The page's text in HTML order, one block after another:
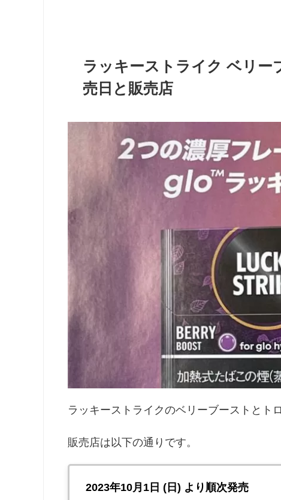
ラッキーストライク ベリー
売日と販売店
ラッキーストライクのベリーブーストとト
販売店は以下の通りです。
2023年10月1日 (日) より順次発売